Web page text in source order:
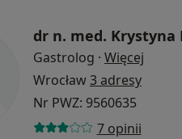
dr n. med. Krystyna
Gastrolog · Więcej
Wrocław3 adresy
Nr PWZ: 9560635
7 opinii